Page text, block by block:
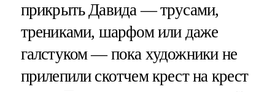
прикрыть Давида — трусами,
трениками, шарфом или даже
галстуком — пока художники не
прилепили скотчем крест на крест